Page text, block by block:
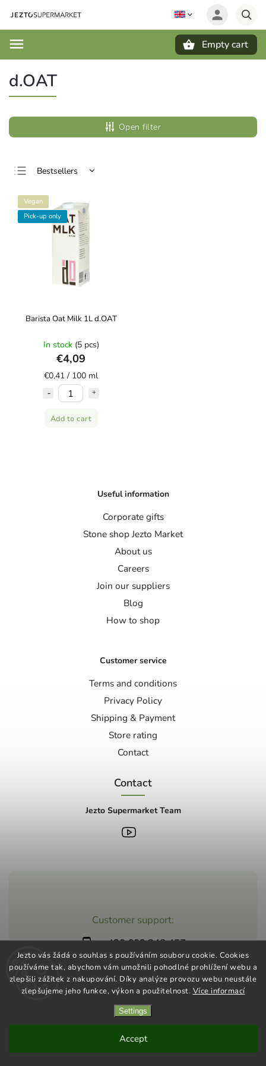
Jezto vás žádá o souhlas s používáním souboru cookie. Cookies
používáme tak, abychom vám umožnili pohodlné prohlížení webu a
zlepšili zážitek z nakupování. Díky analýze provozu webu neustále
zlepšujeme jeho funkce, výkon a použitelnost. Více informací
Settings
Accept
Empty cart
d.OAT
Open filter
Bestsellers
Most expensive
Alphabetically
Vegan
Pick-up only
Barista Oat Milk 1L d.OAT
In stock (5 pcs)
€4,09
€0,41 / 100 ml
Add to cart
Customer support:
+420 603 248 457
info@jeztomarket.cz
Useful information
Corporate gifts
Stone shop Jezto Market
About us
Careers
Join our suppliers
Blog
How to shop
Customer service
Terms and conditions
Privacy Policy
Shipping & Payment
Store rating
Contact
Contact
Jezto Supermarket Team
Shoptet | Design